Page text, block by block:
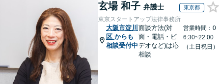
玄場 和子 弁護士 東京都
東京スタートアップ法律事務所
大阪市淀川
区 からも
相談受付中
面談方法(対
面・電話・ビ
デオなど)は応
相談
営業時間：0
6:30~22:00
（土日祝日）